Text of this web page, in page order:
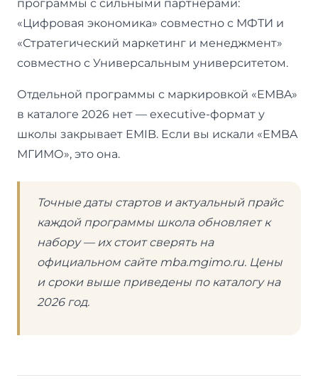
программы с сильными партнёрами:
«Цифровая экономика» совместно с МФТИ и
«Стратегический маркетинг и менеджмент»
совместно с Универсальным университетом.
Отдельной программы с маркировкой «EMBA»
в каталоге 2026 нет — executive-формат у
школы закрывает EMIB. Если вы искали «EMBA
МГИМО», это она.
Точные даты стартов и актуальный прайс
каждой программы школа обновляет к
набору — их стоит сверять на
официальном сайте mba.mgimo.ru. Цены
и сроки выше приведены по каталогу на
2026 год.